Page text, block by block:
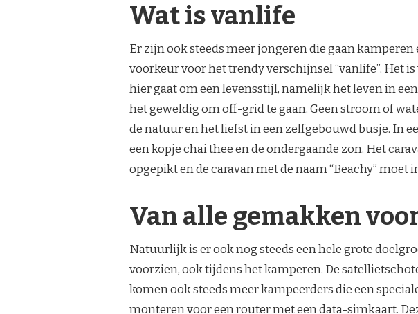
Wat is vanlife
Er zijn ook steeds meer jongeren die gaan
voorkeur voor het trendy verschijnsel “vanlife”. Het
hier gaat om een levensstijl, namelijk het leven in
het geweldig om off-grid te gaan. Geen stroom of
de natuur en het liefst in een zelfgebouwd busje. In
een kopje chai thee en de ondergaande zon. Het
opgepikt en de caravan met de naam “Beachy”
Van alle gemakken
Natuurlijk is er ook nog steeds een hele grote
voorzien, ook tijdens het kamperen. De
komen ook steeds meer kampeerders die een
monteren voor een router met een data-simkaart.